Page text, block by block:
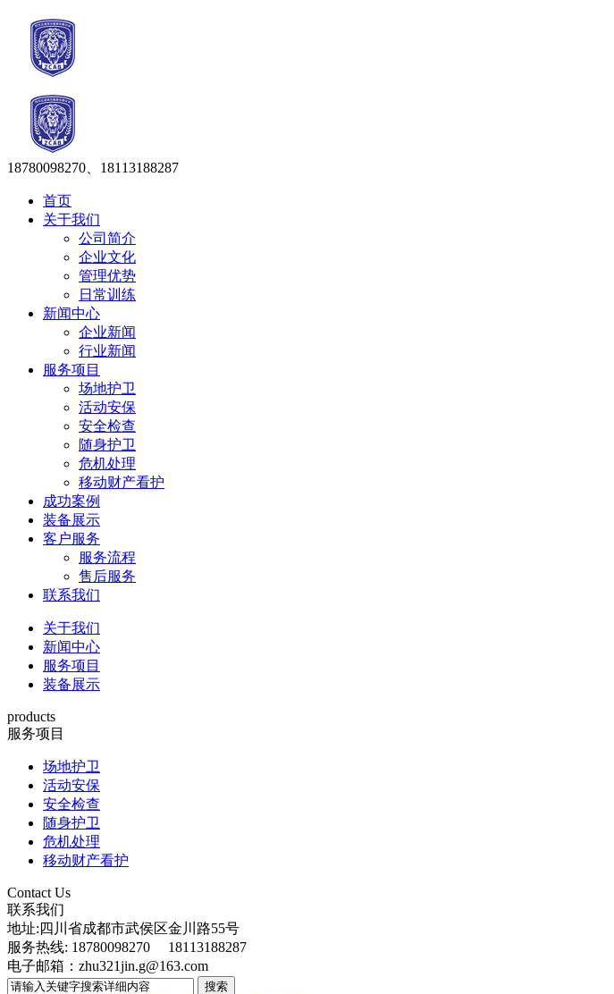
18780098270、18113188287
首页
关于我们
公司简介
企业文化
管理优势
日常训练
新闻中心
企业新闻
行业新闻
服务项目
场地护卫
活动安保
安全检查
随身护卫
危机处理
移动财产看护
成功案例
装备展示
客户服务
服务流程
售后服务
联系我们
关于我们
新闻中心
服务项目
装备展示
products
服务项目
场地护卫
活动安保
安全检查
随身护卫
危机处理
移动财产看护
Contact Us
联系我们
地址:四川省成都市武侯区金川路55号
服务热线: 18780098270 18113188287
电子邮箱：zhu321jin.g@163.com